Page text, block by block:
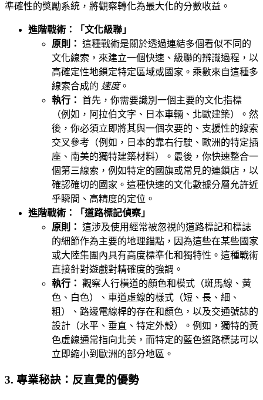
準確性的獎勵系統，將觀察轉化為最大化的分數收益。
進階戰術：「文化級聯」
原則： 這種戰術是關於透過連結多個看似不同的
文化線索，來建立一個快速、級聯的辨識過程，以
高確定性地鎖定特定區域或國家。乘數來自這種多
線索合成的 速度。
執行： 首先，你需要識別一個主要的文化指標
（例如，阿拉伯文字、日本車輛、北歐建築）。然
後，你必須立即將其與一個次要的、支援性的線索
交叉參考（例如，日本的靠右行駛、歐洲的特定插
座、南美的獨特建築材料）。最後，你快速整合一
個第三線索，例如特定的國旗或常見的連鎖店，以
確認確切的國家。這種快速的文化數據分層允許近
乎瞬間、高精度的定位。
進階戰術：「道路標記偵察」
原則： 這涉及使用經常被忽視的道路標記和標誌
的細節作為主要的地理錨點，因為這些在某些國家
或大陸集團內具有高度標準化和獨特性。這種戰術
直接針對遊戲對精確度的強調。
執行： 觀察人行橫道的顏色和模式（斑馬線、黃
色、白色）、車道虛線的樣式（短、長、細、
粗）、路邊電線桿的存在和顏色，以及交通號誌的
設計（水平、垂直、特定外殼）。例如，獨特的黃
色虛線通常指向北美，而特定的藍色道路標誌可以
立即縮小到歐洲的部分地區。
3. 專業秘訣：反直覺的優勢